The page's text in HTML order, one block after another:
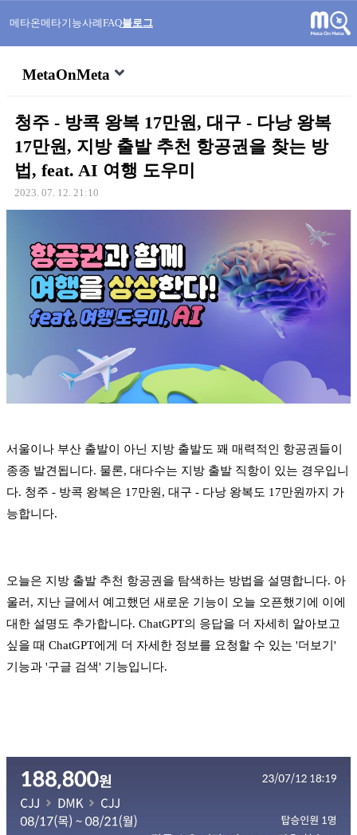
메타온메타기능사례FAQ블로그
MetaOnMeta
청주 - 방콕 왕복 17만원, 대구 - 다낭 왕복
17만원, 지방 출발 추천 항공권을 찾는 방
법, feat. AI 여행 도우미
2023. 07. 12. 21:10
서울이나 부산 출발이 아닌 지방 출발도 꽤 매력적인 항공권들이
종종 발견됩니다. 물론, 대다수는 지방 출발 직항이 있는 경우입니
다. 청주 - 방콕 왕복은 17만원, 대구 - 다낭 왕복도 17만원까지 가
능합니다.
오늘은 지방 출발 추천 항공권을 탐색하는 방법을 설명합니다. 아
울러, 지난 글에서 예고했던 새로운 기능이 오늘 오픈했기에 이에
대한 설명도 추가합니다. ChatGPT의 응답을 더 자세히 알아보고
싶을 때 ChatGPT에게 더 자세한 정보를 요청할 수 있는 '더보기'
기능과 '구글 검색' 기능입니다.